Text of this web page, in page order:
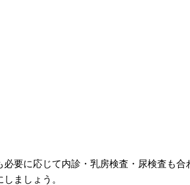
要に応じて内診・乳房検査・尿検査も
ましょう。